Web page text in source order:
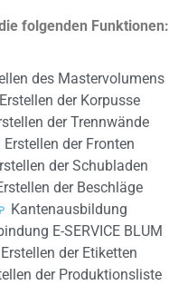
folgenden Funktionen:
des Mastervolumens
Erstellen der Korpusse
der Trennwände
Erstellen der Fronten
der Schubladen
der Beschläge
Kantenausbildung
E-SERVICE BLUM
Erstellen der Etiketten
der Produktionsliste